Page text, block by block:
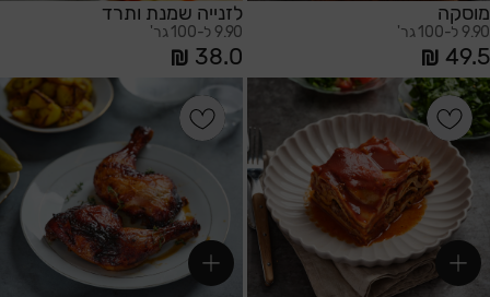
מוסקה
9.90 ל-100 גר'
49.5
לזנייה שמנת ותרד
9.90 ל-100 גר'
38.0
הוספה לסל הוספה לסל